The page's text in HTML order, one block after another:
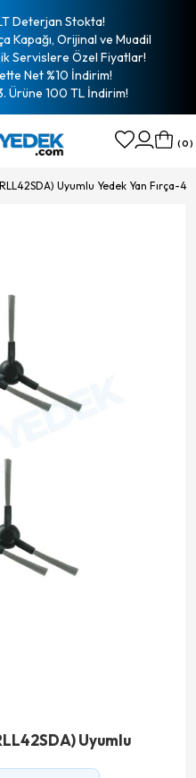
Deterjan Stokta!
Kapağı, Orijinal ve Muadil
Servislere Özel Fiyatlar!
Net %10 İndirim!
Ürüne 100 TL İndirim!
0
Uyumlu Yedek Yan Fırça-4
Uyumlu